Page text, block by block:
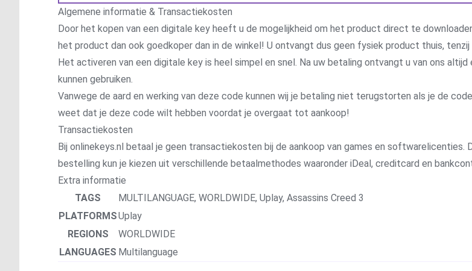
Algemene informatie & Transactiekosten
Door het kopen van een digitale key heeft u de mogelijkheid om het product direct te
het product dan ook goedkoper dan in de winkel! U ontvangt dus geen fysiek product thuis, tenzij
Het activeren van een digitale key is heel simpel en snel. Na uw betaling ontvangt u van ons
kunnen gebruiken.
Vanwege de aard en werking van deze code kunnen wij je betaling niet terugstorten als je de
weet dat je deze code wilt hebben voordat je overgaat tot aankoop!
Transactiekosten
Bij onlinekeys.nl betaal je geen transactiekosten bij de aankoop van games en
bestelling kun je kiezen uit verschillende betaalmethodes waaronder iDeal, creditcard en
Extra informatie
TAGS
MULTILANGUAGE, WORLDWIDE, Uplay, Assassins Creed 3
PLATFORMSUplay
REGIONS
WORLDWIDE
LANGUAGES Multilanguage